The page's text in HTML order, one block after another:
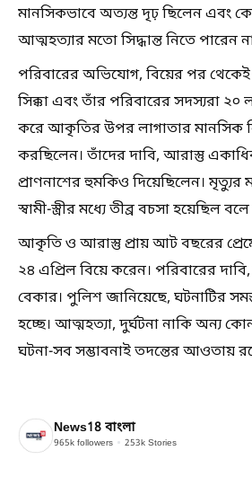
মানসিকভাবে অত্যন্ত দৃঢ় ছিলেন এবং
আত্মহত্যার মতো সিদ্ধান্ত নিতে পারেন
পরিবারের অভিযোগ, বিয়ের পর
সিক্কা এবং তাঁর পরিবারের সদস্যরা ২০
করে আকৃতির উপর লাগাতার মানসিক
করছিলেন। তাঁদের দাবি, আরাস্তু
প্রাণনাশের হুমকিও দিয়েছিলেন। মৃত্যুর
স্বামী-স্ত্রীর মধ্যে তীব্র বচসা হয়েছিল
আকৃতি ও আরাস্তু প্রায় আট বছরের
২৪ এপ্রিল বিয়ে করেন। পরিবারের
বেকার। পুলিশ জানিয়েছে, ঘটনাটির
হচ্ছে। আত্মহত্যা, দুর্ঘটনা নাকি অন্য
ঘটনা-সব সম্ভাবনাই তদন্তের আওতায়
News18 বাংলা
965k followers 253k Stories